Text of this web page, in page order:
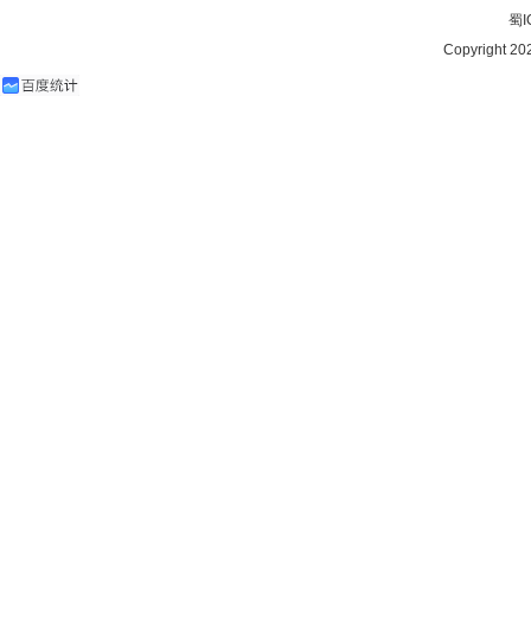
蜀
Copyright